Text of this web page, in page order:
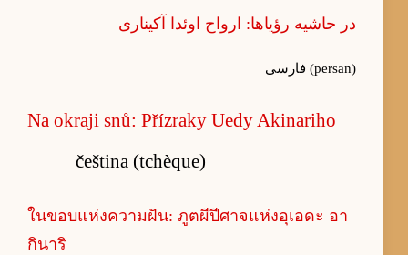
در حاشیه رؤیاها: ارواح اوئدا آکیناری
فارسی (persan)
Na okraji snů: Přízraky Uedy Akinariho
čeština (tchèque)
ในขอบแห่งความฝัน: ภูตผีปีศาจแห่งอุเอดะ อา
กินาริ